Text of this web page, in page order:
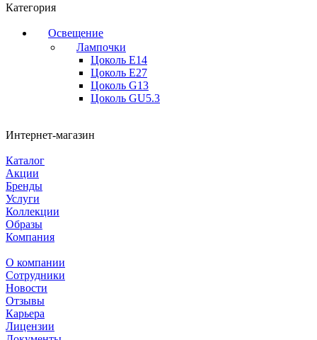
Категория
Освещение
Лампочки
Цоколь E14
Цоколь E27
Цоколь G13
Цоколь GU5.3
Интернет-магазин
Каталог
Акции
Бренды
Услуги
Коллекции
Образы
Компания
О компании
Сотрудники
Новости
Отзывы
Карьера
Лицензии